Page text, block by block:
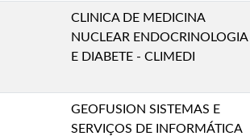
CLINICA DE MEDICINA
NUCLEAR ENDOCRINOLOGIA
E DIABETE - CLIMEDI
GEOFUSION SISTEMAS E
SERVIÇOS DE INFORMÁTICA